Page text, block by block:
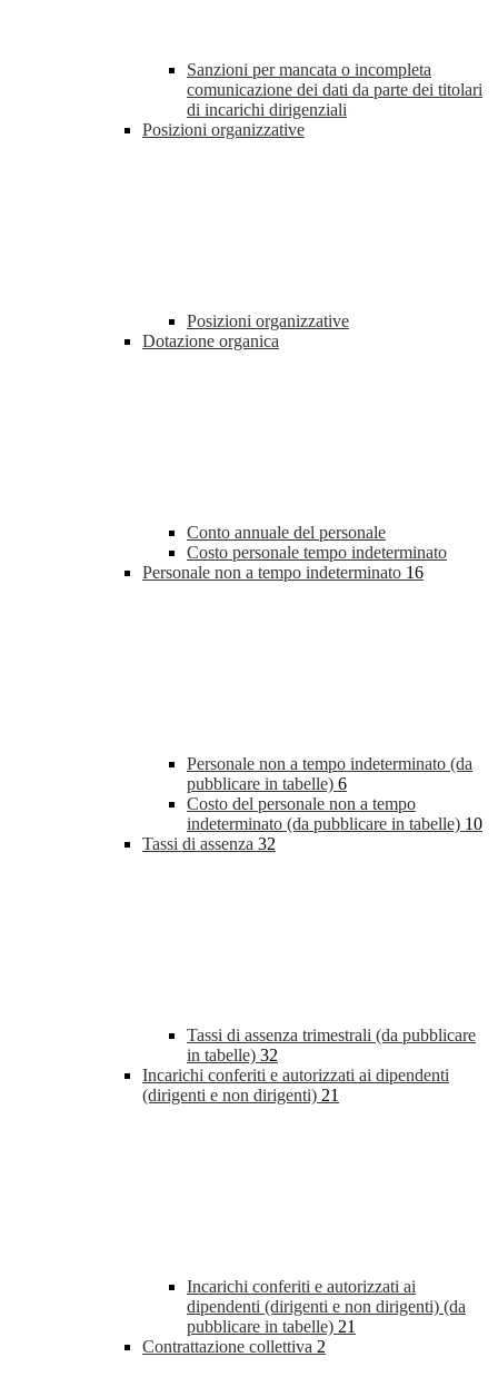
Sanzioni per mancata o incompleta
comunicazione dei dati da parte dei titolari
di incarichi dirigenziali
Posizioni organizzative
Posizioni organizzative
Dotazione organica
Conto annuale del personale
Costo personale tempo indeterminato
Personale non a tempo indeterminato 16
Personale non a tempo indeterminato (da
pubblicare in tabelle) 6
Costo del personale non a tempo
indeterminato (da pubblicare in tabelle) 10
Tassi di assenza 32
Tassi di assenza trimestrali (da pubblicare
in tabelle) 32
Incarichi conferiti e autorizzati ai dipendenti
(dirigenti e non dirigenti) 21
Incarichi conferiti e autorizzati ai
dipendenti (dirigenti e non dirigenti) (da
pubblicare in tabelle) 21
Contrattazione collettiva 2